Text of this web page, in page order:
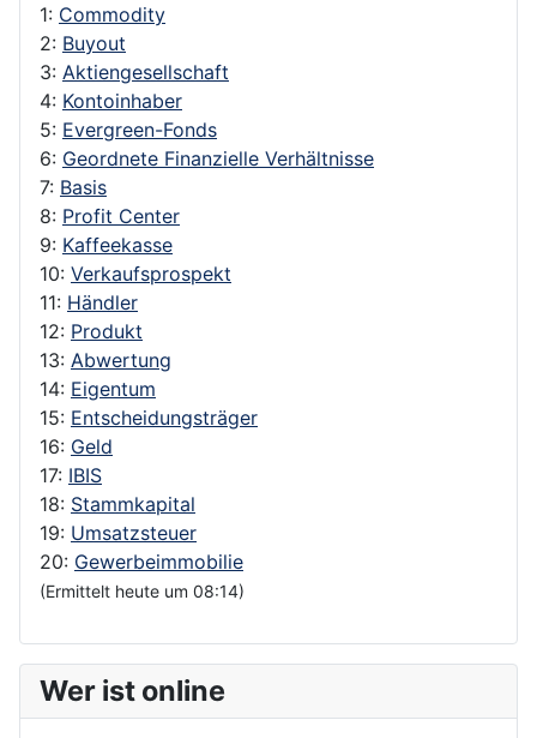
1: Commodity
2: Buyout
3: Aktiengesellschaft
4: Kontoinhaber
5: Evergreen-Fonds
6: Geordnete Finanzielle Verhältnisse
7: Basis
8: Profit Center
9: Kaffeekasse
10: Verkaufsprospekt
11: Händler
12: Produkt
13: Abwertung
14: Eigentum
15: Entscheidungsträger
16: Geld
17: IBIS
18: Stammkapital
19: Umsatzsteuer
20: Gewerbeimmobilie
(Ermittelt heute um 08:14)
Wer ist online